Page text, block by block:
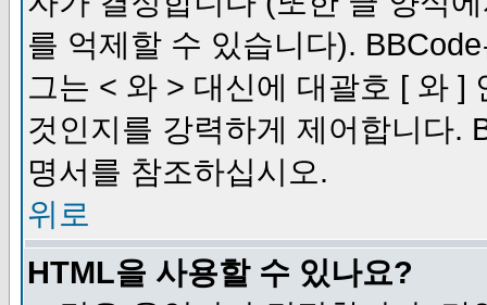
를 억제할 수 있습니다).
그는 < 와 > 대신에 대괄호 [ 와 ]
것인지를 강력하게 제어합니다.
명서를 참조하십시오.
위로
HTML을 사용할 수 있나요?